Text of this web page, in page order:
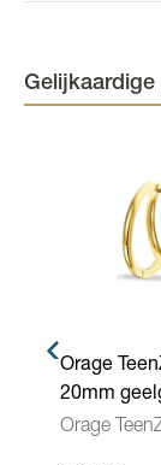
Orage
20mm
verguld
Orage